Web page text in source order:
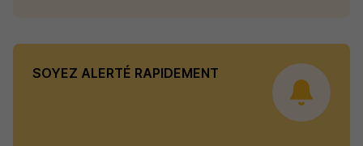
SOYEZ ALERTÉ RAPIDEMENT